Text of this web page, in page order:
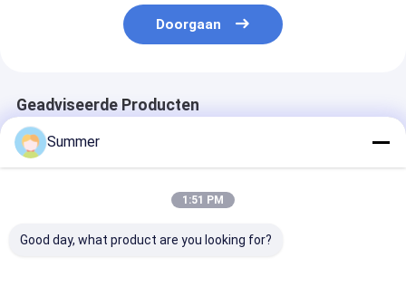
Doorgaan
Geadviseerde Producten
Summer
1:51 PM
Good day, what product are you looking for?